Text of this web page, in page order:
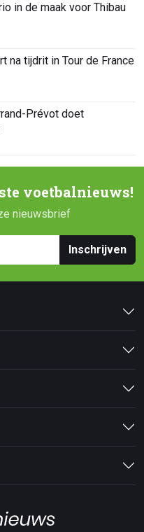
in de maak voor Thibau
na tijdrit in Tour de France
Prévot doet
voetbalnieuws!
nieuwsbrief
Inschrijven